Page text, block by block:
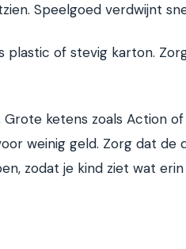
Speelgoed verdwijnt
plastic of stevig karton.
ketens zoals Action
weinig geld. Zorg dat de
zodat je kind ziet wat